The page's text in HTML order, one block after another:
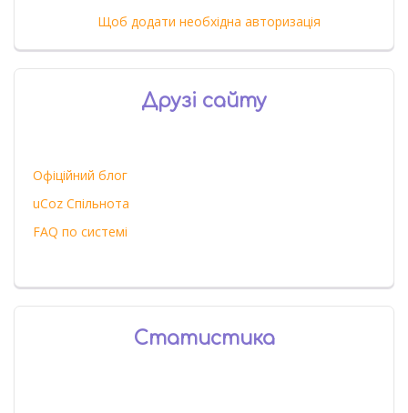
Щоб додати необхідна авторизація
Друзі сайту
Офіційний блог
uCoz Спільнота
FAQ по системі
Статистика